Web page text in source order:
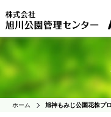
ホーム 旭神もみじ公園花株